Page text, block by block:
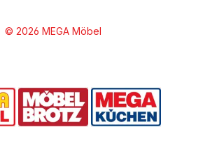
© 2026 MEGA Möbel